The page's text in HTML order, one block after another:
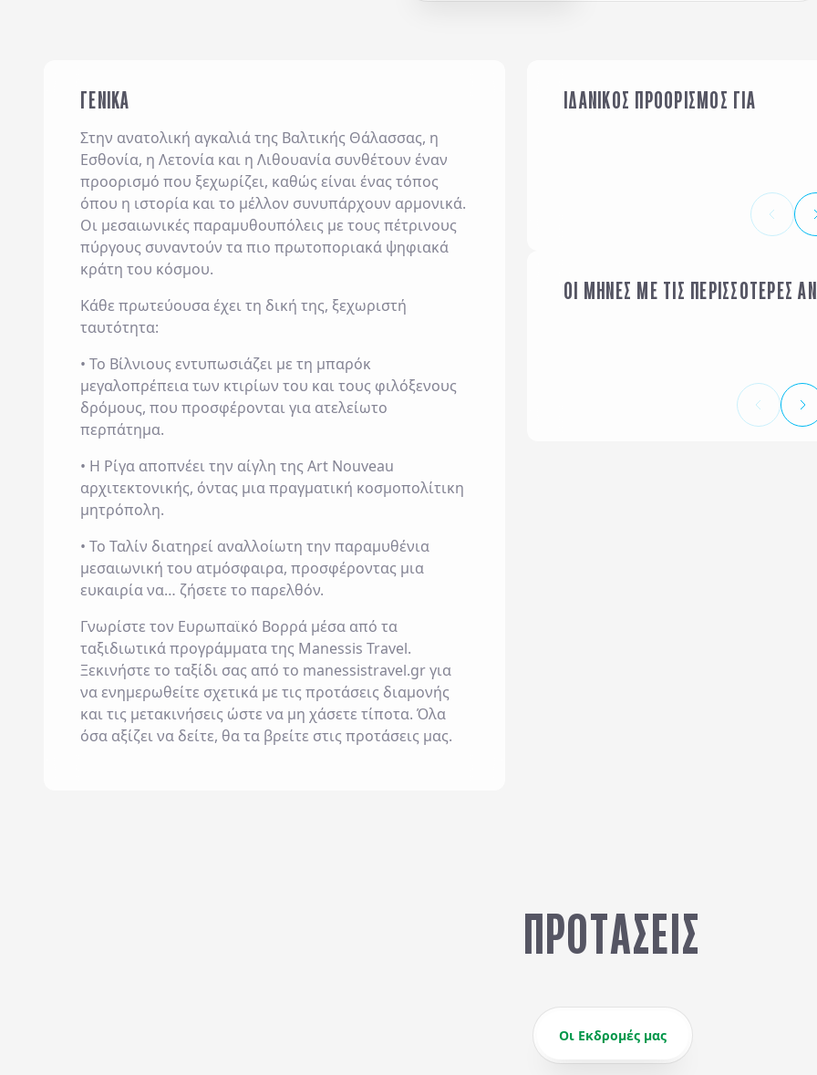
ΓΕΝΙΚΑ
Στην ανατολική αγκαλιά της Βαλτικής Θάλασσας, η
Εσθονία, η Λετονία και η Λιθουανία συνθέτουν έναν
προορισμό που ξεχωρίζει, καθώς είναι ένας τόπος
όπου η ιστορία και το μέλλον συνυπάρχουν αρμονικά.
Οι μεσαιωνικές παραμυθουπόλεις με τους πέτρινους
πύργους συναντούν τα πιο πρωτοποριακά ψηφιακά
κράτη του κόσμου.
Κάθε πρωτεύουσα έχει τη δική της, ξεχωριστή
ταυτότητα:
• Το Βίλνιους εντυπωσιάζει με τη μπαρόκ
μεγαλοπρέπεια των κτιρίων του και τους φιλόξενους
δρόμους, που προσφέρονται για ατελείωτο
περπάτημα.
• Η Ρίγα αποπνέει την αίγλη της Art Nouveau
αρχιτεκτονικής, όντας μια πραγματική κοσμοπολίτικη
μητρόπολη.
• Το Ταλίν διατηρεί αναλλοίωτη την παραμυθένια
μεσαιωνική του ατμόσφαιρα, προσφέροντας μια
ευκαιρία να… ζήσετε το παρελθόν.
Γνωρίστε τον Ευρωπαϊκό Βορρά μέσα από τα
ταξιδιωτικά προγράμματα της Manessis Travel.
Ξεκινήστε το ταξίδι σας από το manessistravel.grγια
να ενημερωθείτε σχετικά με τις προτάσεις διαμονής
και τις μετακινήσεις ώστε να μη χάσετε τίποτα. Όλα
όσα αξίζει να δείτε, θα τα βρείτε στις προτάσεις μας.
ΙΔΑΝΙΚΟΣ ΠΡΟΟΡΙΣΜΟΣ ΓΙΑ
ΟΙΚΟΓΕΝΕΙΑ ΜΕ ΠΑΙΔΙΑ
ΟΙ ΜΗΝΕΣ ΜΕ ΤΙΣ ΠΕΡΙΣΣΟΤΕΡΕΣ
ΙΑΝΟΥΑΡΙΟΣ
ΠΡΟΤΆΣΕΙΣ
Οι Εκδρομές μας